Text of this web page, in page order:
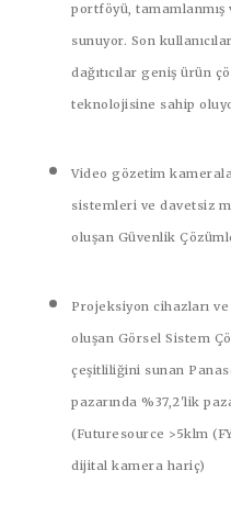
portföyü,
sunuyor. Son
dağıtıcılar geniş ürün
teknolojisine sahip
Video gözetim
sistemleri ve davetsiz
oluşan Güvenlik
Projeksiyon cihazları
oluşan Görsel Sistem
çeşitliliğini sunan
pazarında %37,2'lik
(Futuresource >5klm
dijital kamera hariç)